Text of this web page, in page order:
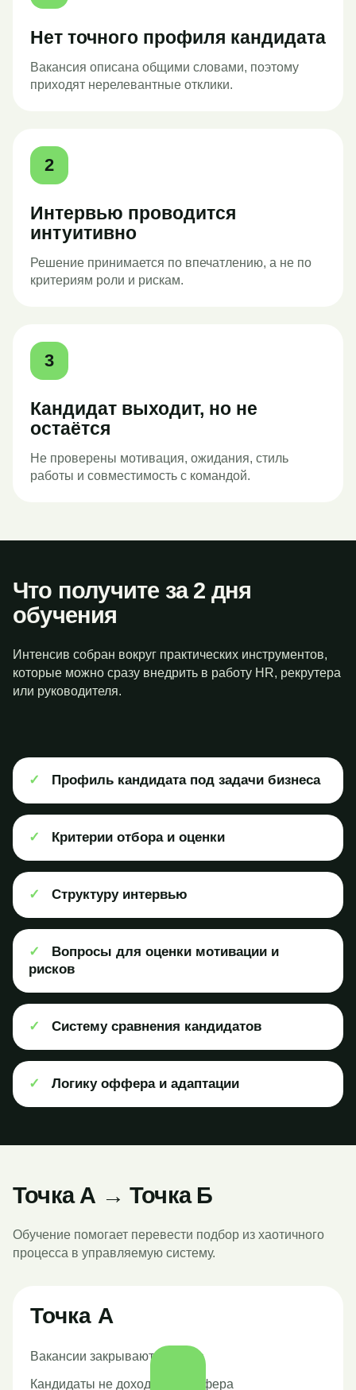
Нет точного профиля кандидата
Вакансия описана общими словами, поэтому
приходят нерелевантные отклики.
2
Интервью проводится
интуитивно
Решение принимается по впечатлению, а не по
критериям роли и рискам.
3
Кандидат выходит, но не
остаётся
Не проверены мотивация, ожидания, стиль
работы и совместимость с командой.
Что получите за 2 дня
обучения
Интенсив собран вокруг практических инструментов,
которые можно сразу внедрить в работу HR, рекрутера
или руководителя.
✓ Профиль кандидата под задачи бизнеса
✓ Критерии отбора и оценки
✓ Структуру интервью
✓
Вопросы для оценки мотивации и
рисков
✓ Систему сравнения кандидатов
✓ Логику оффера и адаптации
Точка А → Точка Б
Обучение помогает перевести подбор из хаотичного
процесса в управляемую систему.
Точка А
Вакансии закрываются долго
Кандидаты не доходят до оффера